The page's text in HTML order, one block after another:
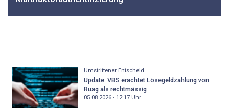
Umstrittener Entscheid
Update: VBS erachtet Lösegeldzahlung von
Ruag als rechtmässig
05.08.2026 - 12:17Uhr